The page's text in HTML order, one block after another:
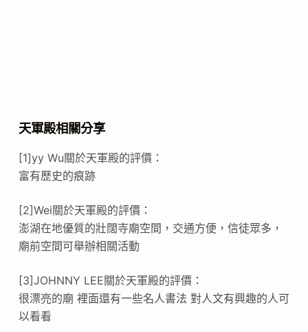
天軍殿相關分享
[1]yy Wu關於天軍殿的評價：
富有歷史的痕跡
[2]Wei關於天軍殿的評價：
澎湖在地優質的壯闊寺廟空間，交通方便，信徒眾多，
廟前空間可舉辦相關活動
[3]JOHNNY LEE關於天軍殿的評價：
很漂亮的廟 裡面還有一些名人書法 對人文有興趣的人可
以看看